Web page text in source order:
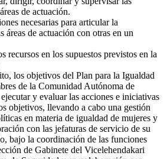
de actuación.
necesarias para articular la
áreas de actuación con otras en un
recursos en los supuestos previstos en la
los objetivos del Plan para la Igualdad
de la Comunidad Autónoma de
y evaluar las acciones e iniciativas
objetivos, llevando a cabo una gestión
en materia de igualdad de mujeres y
con las jefaturas de servicio de su
bajo la coordinación de las funciones
de Gabinete del Vicelehendakari